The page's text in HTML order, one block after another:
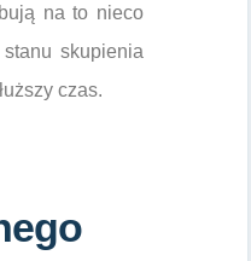
na to nieco
skupienia
czas.